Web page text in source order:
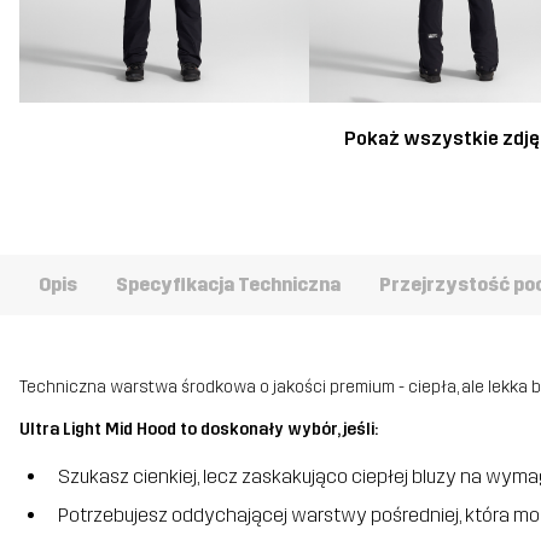
Pokaż wszystkie
Opis Specyfikacja Techniczna Przejrzystość
Techniczna warstwa środkowa o jakości premium - ciepła, ale lekka
Ultra Light Mid Hood to doskonały wybór, jeśli:
Szukasz cienkiej, lecz zaskakująco ciepłej bluzy na
Potrzebujesz oddychającej warstwy pośredniej, która